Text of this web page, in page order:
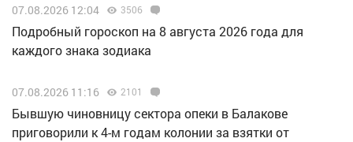
07.08.2026 12:04 3506
Подробный гороскоп на 8 августа 2026 года для
каждого знака зодиака
07.08.2026 11:16 2101
Бывшую чиновницу сектора опеки в Балакове
приговорили к 4-м годам колонии за взятки от